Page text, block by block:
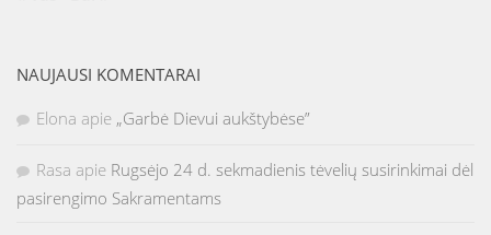
NAUJAUSI KOMENTARAI
Elona apie „Garbė Dievui aukštybėse”
Rasa apie Rugsėjo 24 d. sekmadienis tėvelių susirinkimai dėl
pasirengimo Sakramentams